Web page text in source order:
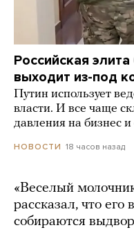
Российская
выходит из-под
Путин использует
власти. И все чаще
давления на бизнес
НОВОСТИ 18 часов назад
«Веселый
рассказал, что его
собираются